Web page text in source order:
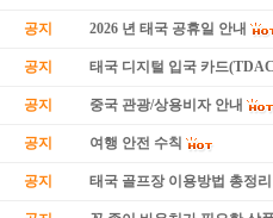
공지 2026 년 태국 공휴일 안내
공지 태국 디지털 입국 카드
공지 중국 관광/상용비자 안내
공지 여행 안전 수칙
공지 태국 골프장 이용방법 총정리